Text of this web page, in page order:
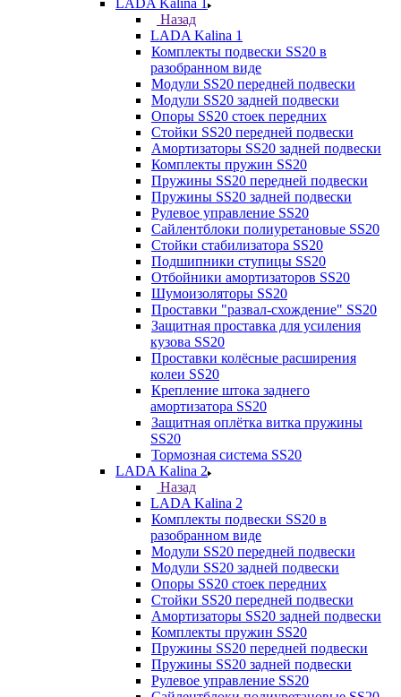
LADA Kalina 1
Назад
LADA Kalina 1
Комплекты подвески SS20 в
разобранном виде
Модули SS20 передней подвески
Модули SS20 задней подвески
Опоры SS20 стоек передних
Стойки SS20 передней подвески
Амортизаторы SS20 задней подвески
Комплекты пружин SS20
Пружины SS20 передней подвески
Пружины SS20 задней подвески
Рулевое управление SS20
Сайлентблоки полиуретановые SS20
Стойки стабилизатора SS20
Подшипники ступицы SS20
Отбойники амортизаторов SS20
Шумоизоляторы SS20
Проставки "развал-схождение" SS20
Защитная проставка для усиления
кузова SS20
Проставки колёсные расширения
колеи SS20
Крепление штока заднего
амортизатора SS20
Защитная оплётка витка пружины
SS20
Тормозная система SS20
LADA Kalina 2
Назад
LADA Kalina 2
Комплекты подвески SS20 в
разобранном виде
Модули SS20 передней подвески
Модули SS20 задней подвески
Опоры SS20 стоек передних
Стойки SS20 передней подвески
Амортизаторы SS20 задней подвески
Комплекты пружин SS20
Пружины SS20 передней подвески
Пружины SS20 задней подвески
Рулевое управление SS20